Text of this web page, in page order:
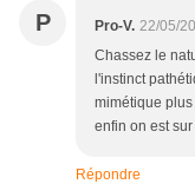
P Pro-V. 22/05/
Chassez le
l'instinct
mimétique
enfin on est
Répondre